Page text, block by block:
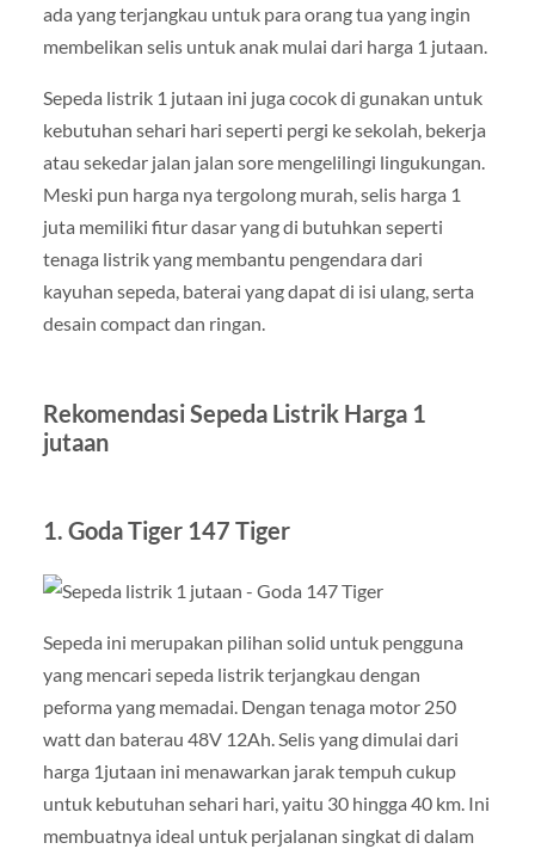
ada yang terjangkau untuk para orang tua yang ingin
membelikan selis untuk anak mulai dari harga 1 jutaan.
Sepeda listrik 1 jutaan ini juga cocok di gunakan untuk
kebutuhan sehari hari seperti pergi ke sekolah, bekerja
atau sekedar jalan jalan sore mengelilingi lingukungan.
Meski pun harga nya tergolong murah, selis harga 1
juta memiliki fitur dasar yang di butuhkan seperti
tenaga listrik yang membantu pengendara dari
kayuhan sepeda, baterai yang dapat di isi ulang, serta
desain compact dan ringan.
Rekomendasi Sepeda Listrik Harga 1
jutaan
1. Goda Tiger 147 Tiger
Sepeda ini merupakan pilihan solid untuk pengguna
yang mencari sepeda listrik terjangkau dengan
peforma yang memadai. Dengan tenaga motor 250
watt dan baterau 48V 12Ah. Selis yang dimulai dari
harga 1jutaan ini menawarkan jarak tempuh cukup
untuk kebutuhan sehari hari, yaitu 30 hingga 40 km. Ini
membuatnya ideal untuk perjalanan singkat di dalam